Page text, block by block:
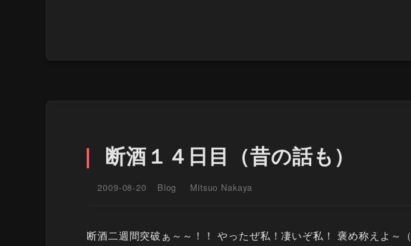
断酒１４日目（昔の話も）
2009-08-20 Blog Mitsuo Nakaya
断酒二週間突破ぁ～～！！ やったぜ私！凄いぞ私！ 褒め称えよ